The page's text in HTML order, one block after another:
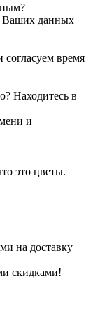
Ваших данных
время
Находитесь в
и
это цветы.
на доставку
скидками!
и
подруге
являются
а также
своей
и удачи. Такой
При
искренние
В Японии
наравне со
— символ
—